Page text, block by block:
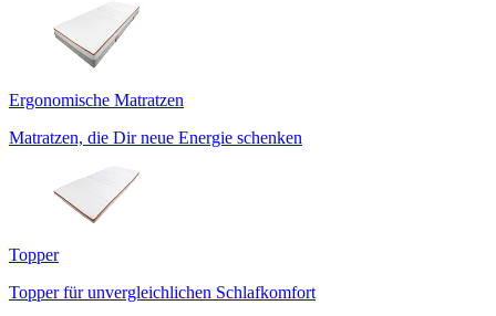
Ergonomische Matratzen
Matratzen, die Dir neue Energie schenken
Topper
Topper für unvergleichlichen Schlafkomfort